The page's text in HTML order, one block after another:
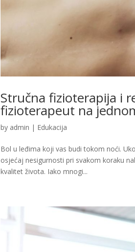
Stručna fizioterapija i
fizioterapeut na
by admin | Edukacija
Bol u leđima koji vas budi tokom noći.
osjećaj nesigurnosti pri svakom koraku
kvalitet života. Iako mnogi...